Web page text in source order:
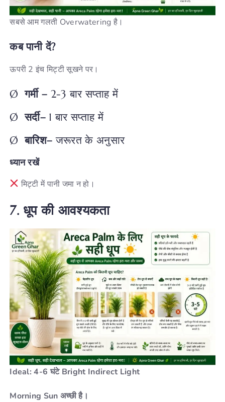
सबसे आम गलती Overwatering है।
कबपानीदें?
ऊपरी 2 इंच मिट्टी सूखने पर।
Øगर्मी– 2-3 बार सप्ताह में
Øसर्दी– 1 बार सप्ताह में
Øबारिश–जरूरत के अनुसार
ध्यान रखें
मिट्टी में पानी जमा न हो।
7. धूपकी आवश्यकता
Ideal: 4-6 घंटे Bright Indirect Light
Morning Sun अच्छी है।